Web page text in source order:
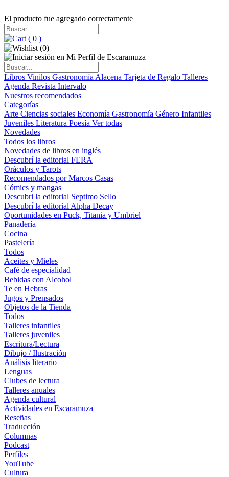
El producto fue agregado correctamente
( 0 )
(0)
Libros Vinilos Gastronomía Alacena Tarjeta de Regalo Talleres
Agenda Revista Intervalo
Nuestros recomendados
Categorías
Arte Ciencias sociales Economía Gastronomía Género Infantiles
Juveniles Literatura Poesía Ver todas
Novedades
Todos los libros
Novedades de libros en inglés
Descubrí la editorial FERA
Oráculos y Tarots
Recomendados por Marcos Casas
Cómics y mangas
Descubri la editorial Septimo Sello
Descubrí la editorial Alpha Decay
Oportunidades en Puck, Titania y Umbriel
Panadería
Cocina
Pastelería
Todos
Aceites y Mieles
Café de especialidad
Bebidas con Alcohol
Te en Hebras
Jugos y Prensados
Objetos de la Tienda
Todos
Talleres infantiles
Talleres juveniles
Escritura/Lectura
Dibujo / Ilustración
Análisis literario
Lenguas
Clubes de lectura
Talleres anuales
Agenda cultural
Actividades en Escaramuza
Reseñas
Traducción
Columnas
Podcast
Perfiles
YouTube
Cultura